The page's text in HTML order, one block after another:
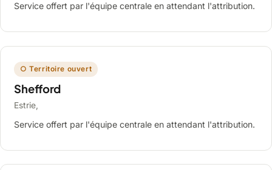
Service offert par l'équipe centrale en attendant l'attribution.
○ Territoire ouvert
Shefford
Estrie,
Service offert par l'équipe centrale en attendant l'attribution.